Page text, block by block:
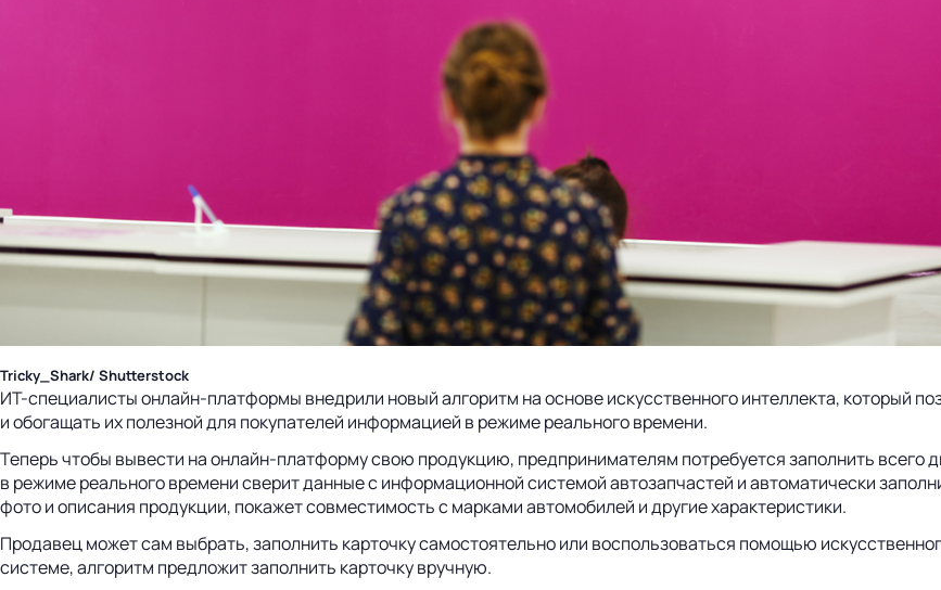
Tricky_Shark/ Shutterstock
ИТ-специалисты онлайн-платформы внедрили новый алгоритм на основе искусственного интеллекта, который
и обогащать их полезной для покупателей информацией в режиме реального времени.
Теперь чтобы вывести на онлайн-платформу свою продукцию, предпринимателям потребуется заполнить всего
в режиме реального времени сверит данные с информационной системой автозапчастей и автоматически
фото и описания продукции, покажет совместимость с марками автомобилей и другие характеристики.
Продавец может сам выбрать, заполнить карточку самостоятельно или воспользоваться помощью
системе, алгоритм предложит заполнить карточку вручную.